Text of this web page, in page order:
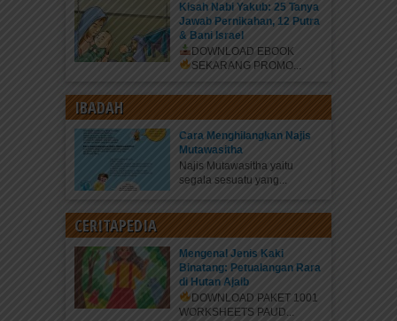
Kisah Nabi Yakub: 25 Tanya
Jawab Pernikahan, 12 Putra
& Bani Israel
DOWNLOAD EBOOK
SEKARANG PROMO...
IBADAH
Cara Menghilangkan Najis
Mutawasitha
Najis Mutawasitha yaitu
segala sesuatu yang...
CERITAPEDIA
Mengenal Jenis Kaki
Binatang: Petualangan Rara
di Hutan Ajaib
DOWNLOAD PAKET 1001
WORKSHEETS PAUD...